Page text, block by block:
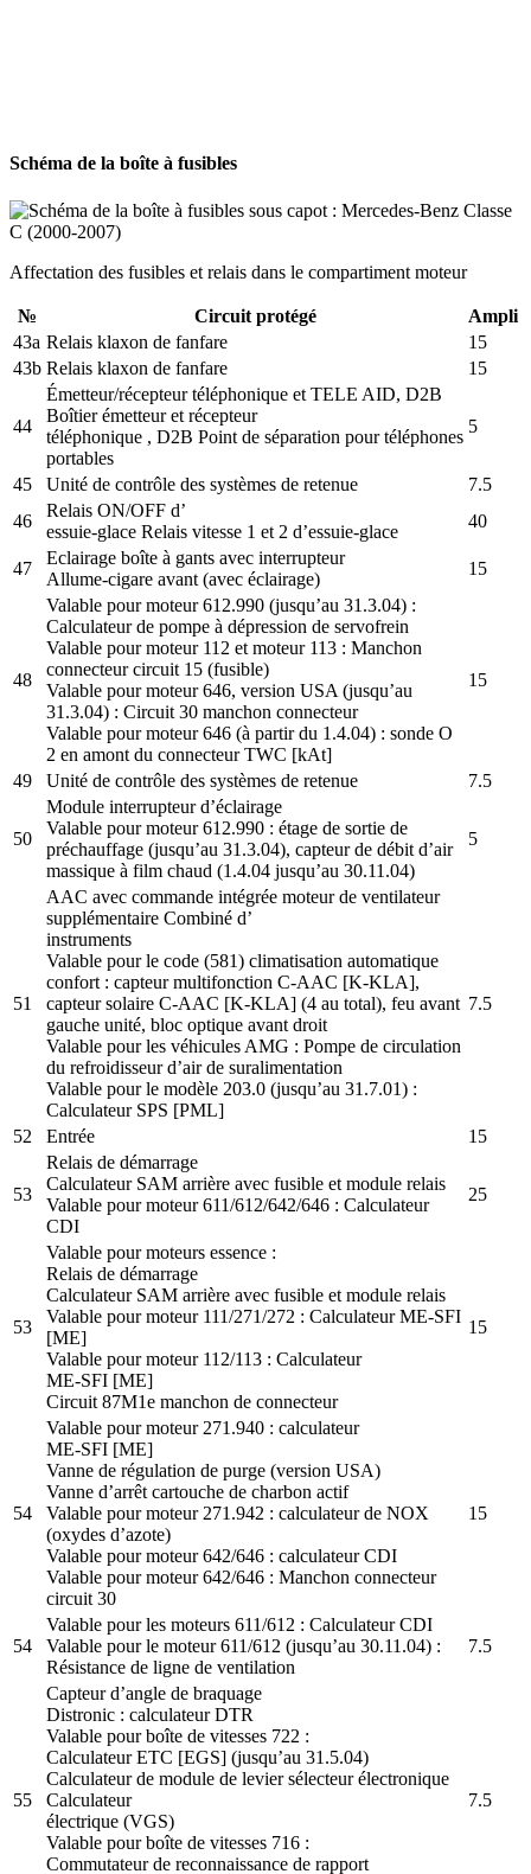
Schéma de la boîte à fusibles
Affectation des fusibles et relais dans le compartiment moteur
№ Circuit protégé
Ampli
43a Relais klaxon de fanfare
15
43b Relais klaxon de fanfare 15
44
Émetteur/récepteur téléphonique et TELE AID, D2B
Boîtier émetteur et récepteur
téléphonique , D2B Point de séparation pour téléphones
portables
5
45 Unité de contrôle des systèmes de retenue
7.5
46
Relais ON/OFF d’
essuie-glace Relais vitesse 1 et 2 d’essuie-glace
40
47
Eclairage boîte à gants avec interrupteur
Allume-cigare avant (avec éclairage)
15
48
Valable pour moteur 612.990 (jusqu’au 31.3.04) :
Calculateur de pompe à dépression de servofrein
Valable pour moteur 112 et moteur 113 : Manchon
connecteur circuit 15 (fusible)
Valable pour moteur 646, version USA (jusqu’au
31.3.04) : Circuit 30 manchon connecteur
Valable pour moteur 646 (à partir du 1.4.04) : sonde O
2 en amont du connecteur TWC [kAt]
15
49 Unité de contrôle des systèmes de retenue 7.5
50
Module interrupteur d’éclairage
Valable pour moteur 612.990 : étage de sortie de
préchauffage (jusqu’au 31.3.04), capteur de débit d’air
massique à film chaud (1.4.04 jusqu’au 30.11.04)
5
51
AAC avec commande intégrée moteur de ventilateur
supplémentaire Combiné d’
instruments
Valable pour le code (581) climatisation automatique
confort : capteur multifonction C-AAC [K-KLA],
capteur solaire C-AAC [K-KLA] (4 au total), feu avant
gauche unité, bloc optique avant droit
Valable pour les véhicules AMG : Pompe de circulation
du refroidisseur d’air de suralimentation
Valable pour le modèle 203.0 (jusqu’au 31.7.01) :
Calculateur SPS [PML]
7.5
52 Entrée 15
53
Relais de démarrage
Calculateur SAM arrière avec fusible et module relais
Valable pour moteur 611/612/642/646 : Calculateur
CDI
25
53
Valable pour moteurs essence :
Relais de démarrage
Calculateur SAM arrière avec fusible et module relais
Valable pour moteur 111/271/272 : Calculateur ME-SFI
[ME]
Valable pour moteur 112/113 : Calculateur
ME-SFI [ME]
Circuit 87M1e manchon de connecteur
15
54
Valable pour moteur 271.940 : calculateur
ME-SFI [ME]
Vanne de régulation de purge (version USA)
Vanne d’arrêt cartouche de charbon actif
Valable pour moteur 271.942 : calculateur de NOX
(oxydes d’azote)
Valable pour moteur 642/646 : calculateur CDI
Valable pour moteur 642/646 : Manchon connecteur
circuit 30
15
54
Valable pour les moteurs 611/612 : Calculateur CDI
Valable pour le moteur 611/612 (jusqu’au 30.11.04) :
Résistance de ligne de ventilation
7.5
55
Capteur d’angle de braquage
Distronic : calculateur DTR
Valable pour boîte de vitesses 722 :
Calculateur ETC [EGS] (jusqu’au 31.5.04)
Calculateur de module de levier sélecteur électronique
Calculateur
électrique (VGS)
Valable pour boîte de vitesses 716 :
Commutateur de reconnaissance de rapport
7.5